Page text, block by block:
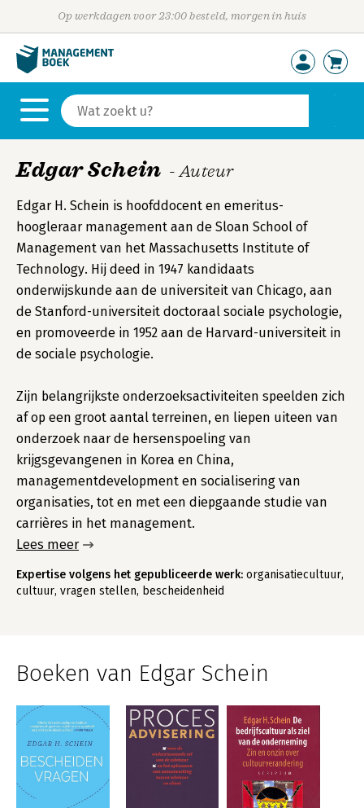
Op werkdagen voor 23:00 besteld, morgen in huis
Edgar Schein - Auteur
Edgar H. Schein is hoofddocent en emeritus-
hoogleraar management aan de Sloan School of
Management van het Massachusetts Institute of
Technology. Hij deed in 1947 kandidaats
onderwijskunde aan de universiteit van Chicago, aan
de Stanford-universiteit doctoraal sociale psychologie,
en promoveerde in 1952 aan de Harvard-universiteit in
de sociale psychologie.
Zijn belangrijkste onderzoeksactiviteiten speelden zich
af op een groot aantal terreinen, en liepen uiteen van
onderzoek naar de hersenspoeling van
krijgsgevangenen in Korea en China,
managementdevelopment en socialisering van
organisaties, tot en met een diepgaande studie van
carrières in het management.
Lees meer
Expertise volgens het gepubliceerde werk: organisatiecultuur,
cultuur, vragen stellen, bescheidenheid
Boeken van Edgar Schein